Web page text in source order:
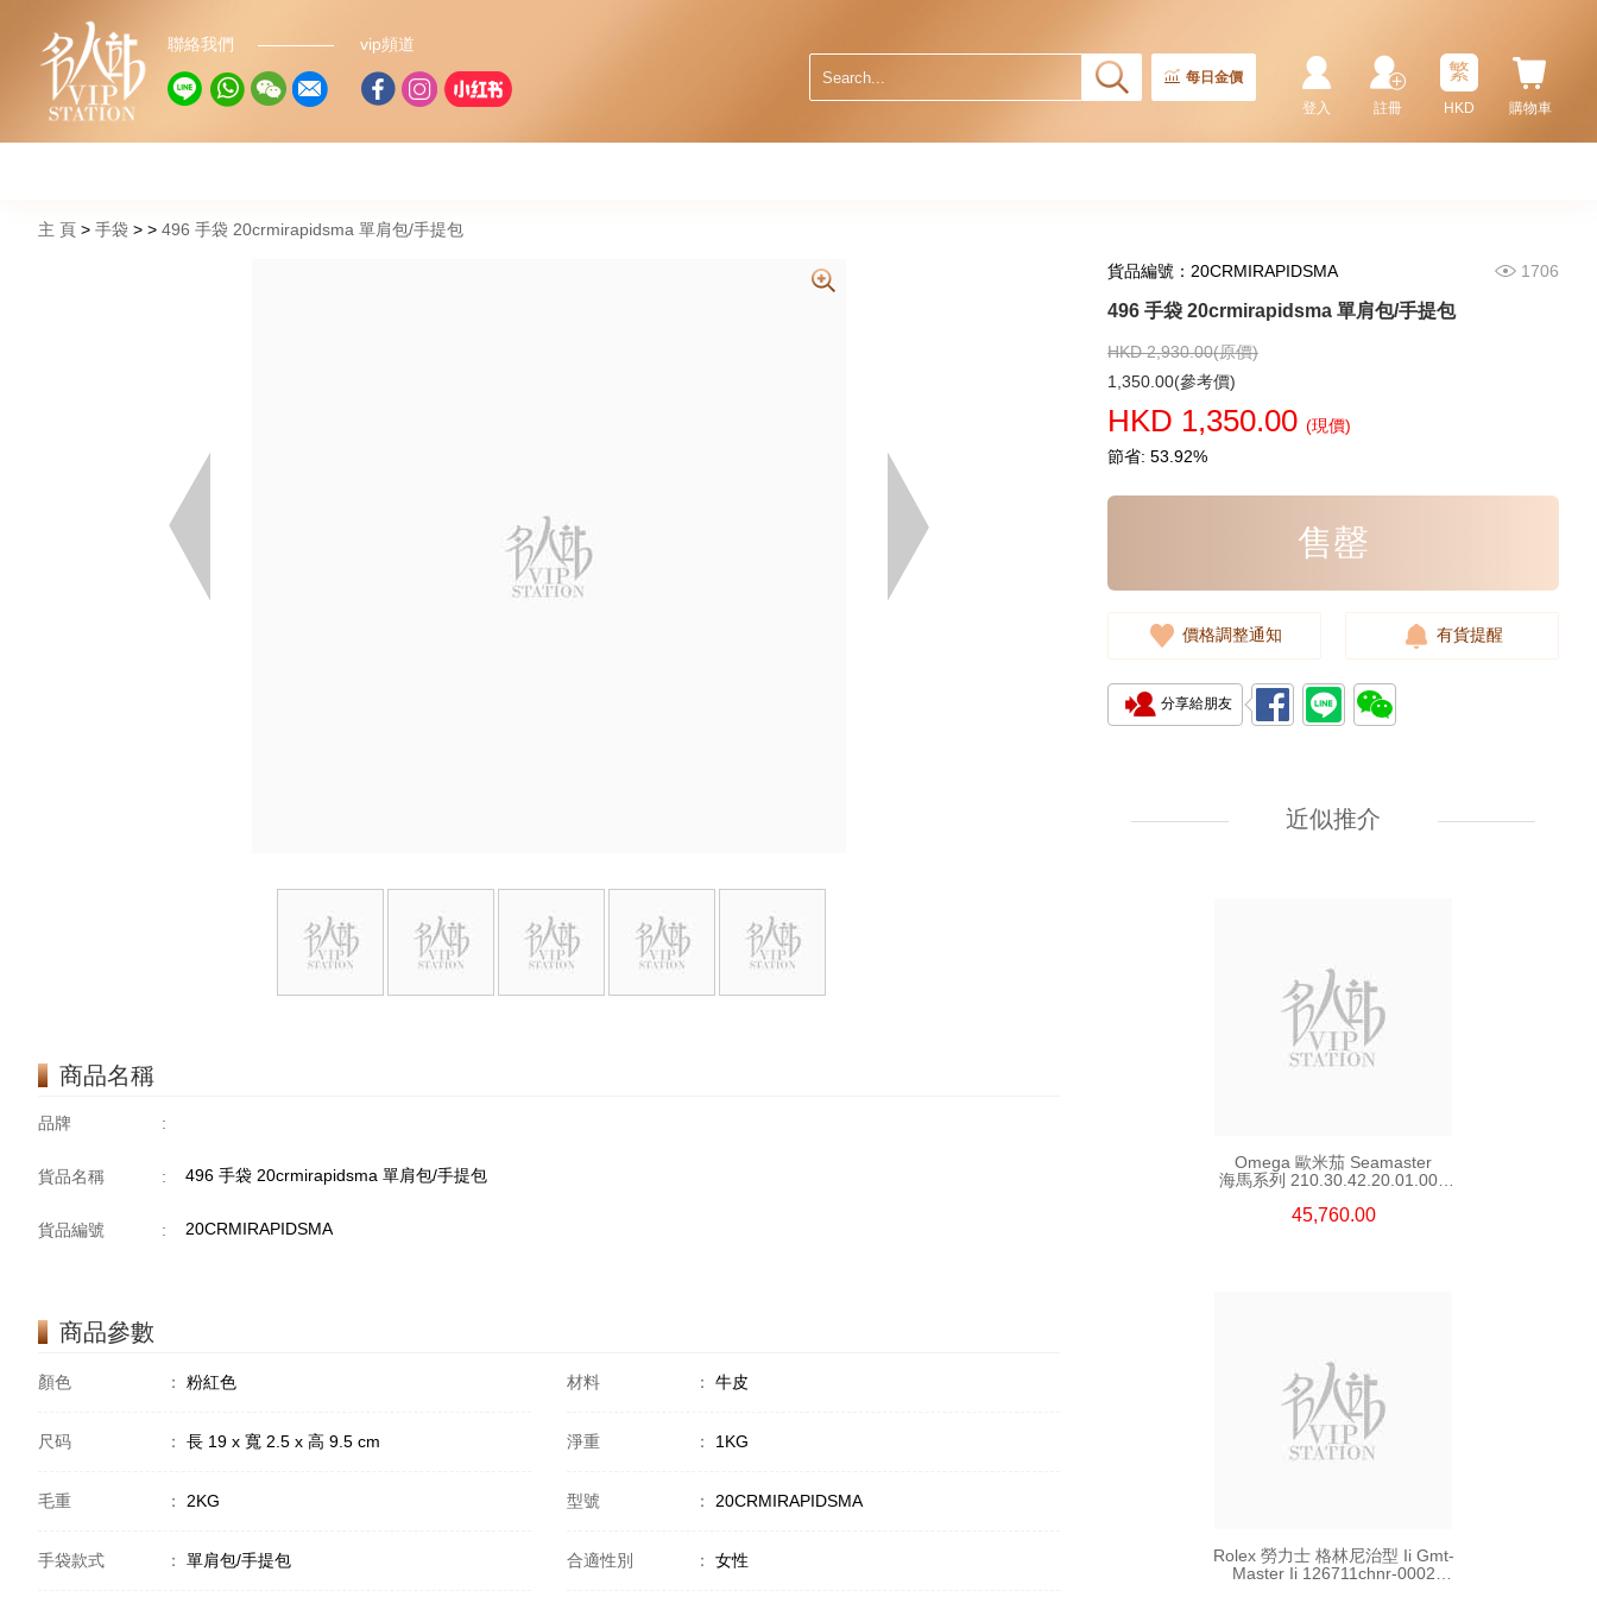
聯絡我們 vip頻道
每日金價
購物車
繁
HKD
註冊
登入
主 頁 手袋 496 手袋 20crmirapidsma 單肩包/手提包
商品名稱
品牌 :
貨品名稱 : 496 手袋 20crmirapidsma 單肩包/手提包
貨品編號 : 20CRMIRAPIDSMA
商品參數
顏色 ： 粉紅色 材料 ： 牛皮
尺码 ： 長 19 x 寬 2.5 x 高 9.5 cm 淨重 ： 1KG
毛重 ： 2KG 型號 ： 20CRMIRAPIDSMA
手袋款式 ： 單肩包/手提包 合適性別 ： 女性
貨品編號：20CRMIRAPIDSMA 1706
496 手袋 20crmirapidsma 單肩包/手提包
HKD 2,930.00(原價)
1,350.00(參考價)
HKD 1,350.00 (現價)
節省: 53.92%
售罄
價格調整通知 有貨提醒
分享給朋友
近似推介
Submariner 124060-0001 精鋼
無日曆 黑水鬼
102,000.00
鋼 遊艇 灰面
107,000.00
Omega 歐米茄 Seamaster
海馬系列 210.30.42.20.01.002
45,760.00
Rolex 勞力士 格林尼治型 Ii Gmt-
Master Ii 126711chnr-0002